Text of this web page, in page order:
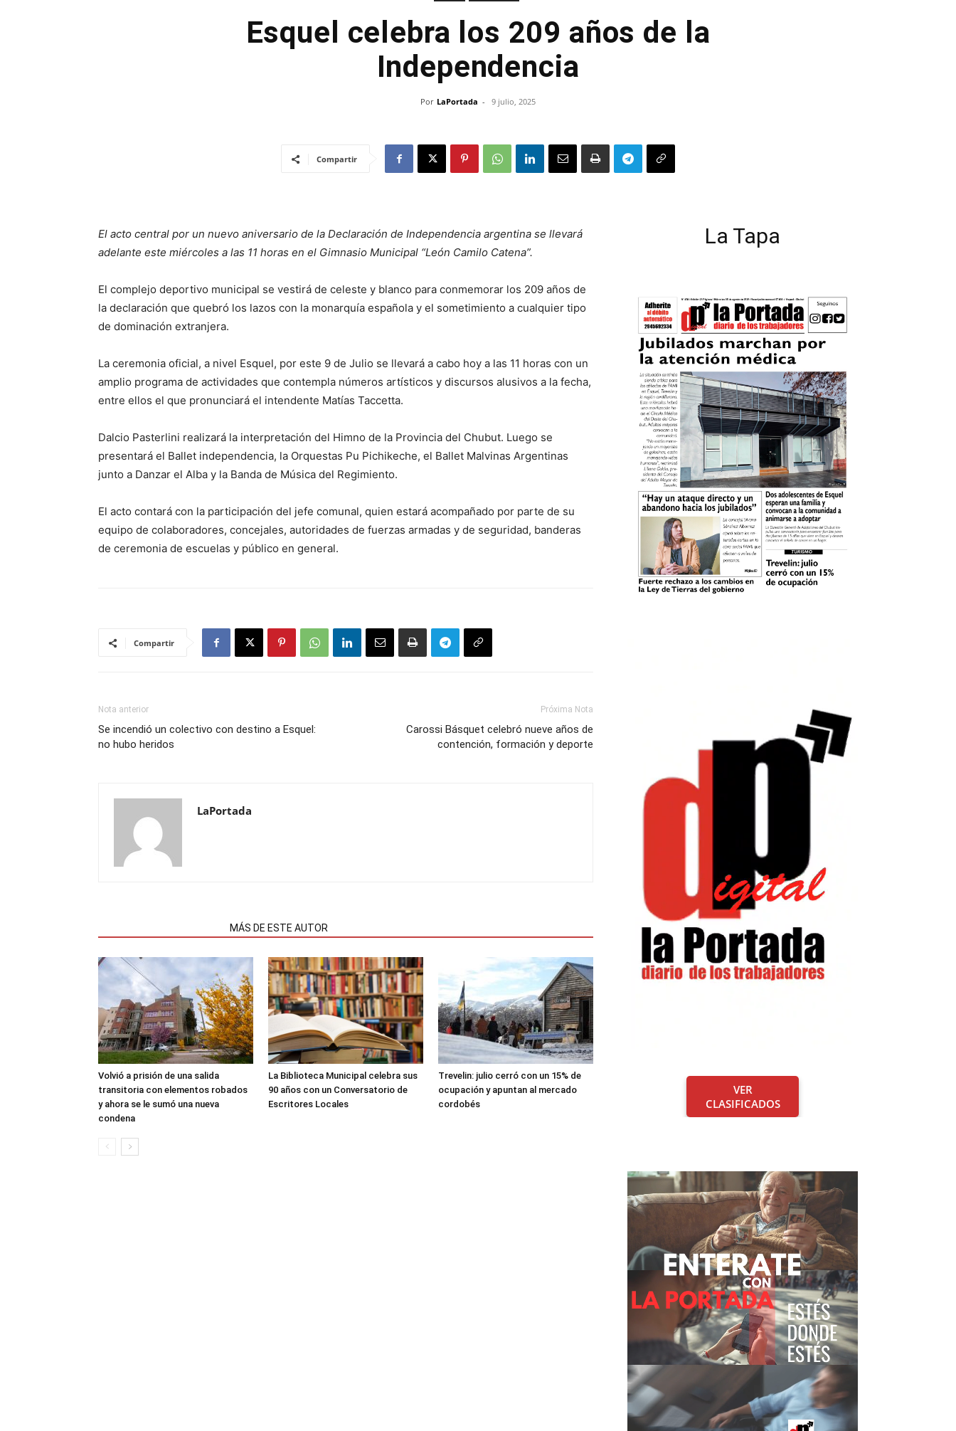
Esquel celebra los 209 años de la
Independencia
Por LaPortada - 9 julio, 2025
Compartir
El acto central por un nuevo aniversario de la Declaración de Independencia argentina se llevará
adelante este miércoles a las 11 horas en el Gimnasio Municipal “León Camilo Catena”.
El complejo deportivo municipal se vestirá de celeste y blanco para conmemorar los 209 años de
la declaración que quebró los lazos con la monarquía española y el sometimiento a cualquier tipo
de dominación extranjera.
La ceremonia oficial, a nivel Esquel, por este 9 de Julio se llevará a cabo hoy a las 11 horas con un
amplio programa de actividades que contempla números artísticos y discursos alusivos a la fecha,
entre ellos el que pronunciará el intendente Matías Taccetta.
Dalcio Pasterlini realizará la interpretación del Himno de la Provincia del Chubut. Luego se
presentará el Ballet independencia, la Orquestas Pu Pichikeche, el Ballet Malvinas Argentinas
junto a Danzar el Alba y la Banda de Música del Regimiento.
El acto contará con la participación del jefe comunal, quien estará acompañado por parte de su
equipo de colaboradores, concejales, autoridades de fuerzas armadas y de seguridad, banderas
de ceremonia de escuelas y público en general.
Compartir
Nota anterior
Se incendió un colectivo con destino a Esquel:
no hubo heridos
Próxima Nota
Carossi Básquet celebró nueve años de
contención, formación y deporte
LaPortada
MÁS DE ESTE AUTOR
Volvió a prisión de una salida
transitoria con elementos robados
y ahora se le sumó una nueva
condena
La Biblioteca Municipal celebra sus
90 años con un Conversatorio de
Escritores Locales
Trevelin: julio cerró con un 15% de
ocupación y apuntan al mercado
cordobés
La Tapa
VER
CLASIFICADOS